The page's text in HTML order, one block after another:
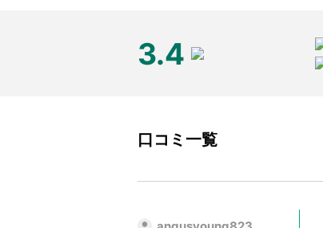
3.4
口コミ一覧